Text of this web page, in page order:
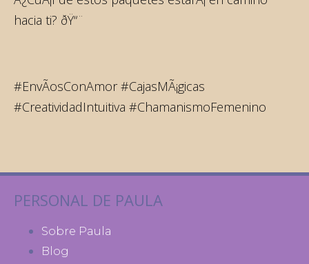
hacia ti? ðŸ“¨
#EnvÃ­osConAmor #CajasMÃ¡gicas
#CreatividadIntuitiva #ChamanismoFemenino
PERSONAL DE PAULA
Sobre Paula
Blog